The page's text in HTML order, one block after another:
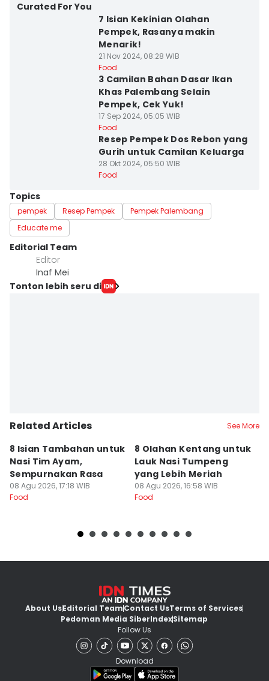
Curated For You
7 Isian Kekinian Olahan
Pempek, Rasanya makin
Menarik!
21 Nov 2024, 08:28 WIB
Food
3 Camilan Bahan Dasar Ikan
Khas Palembang Selain
Pempek, Cek Yuk!
17 Sep 2024, 05:05 WIB
Food
Resep Pempek Dos Rebon yang
Gurih untuk Camilan Keluarga
28 Okt 2024, 05:50 WIB
Food
Topics
pempek Resep Pempek
Pempek Palembang
Educate me
Editorial Team
Editor
Inaf Mei
Tonton lebih seru di
Related Articles See More
8 Isian Tambahan untuk
Nasi Tim Ayam,
Sempurnakan Rasa
08 Agu 2026, 17:18 WIB
Food
8 Olahan Kentang untuk
Lauk Nasi Tumpeng
yang Lebih Meriah
08 Agu 2026, 16:58 WIB
Food
About UsEditorial TeamContact UsTerms of Services
Pedoman Media SiberIndexSitemap
Follow Us
Download